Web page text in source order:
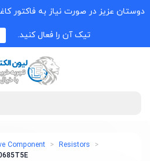
دوستان عزیز در صورت نیاز به فاکتور
تیک آن را فعال کنید.
Component
Resistors